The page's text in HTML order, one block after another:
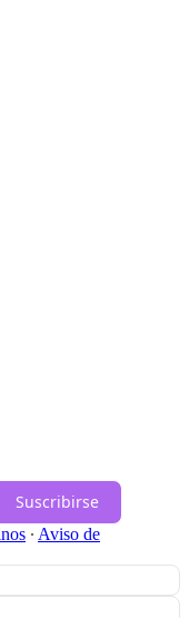
Suscribirse
∙ Aviso de